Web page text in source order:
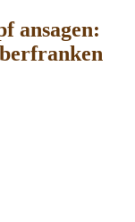
ansagen: